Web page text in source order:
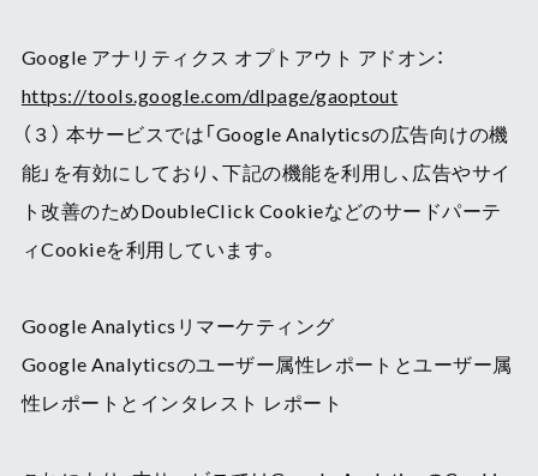
Google アナリティクス オプトアウト アドオン：
https://tools.google.com/dlpage/gaoptout
（３） 本サービスでは「Google Analyticsの広告向けの機
能」を有効にしており、下記の機能を利用し、広告やサイ
ト改善のためDoubleClick Cookieなどのサードパーテ
ィCookieを利用しています。
Google Analyticsリマーケティング
Google Analyticsのユーザー属性レポートとユーザー属
性レポートとインタレスト レポート